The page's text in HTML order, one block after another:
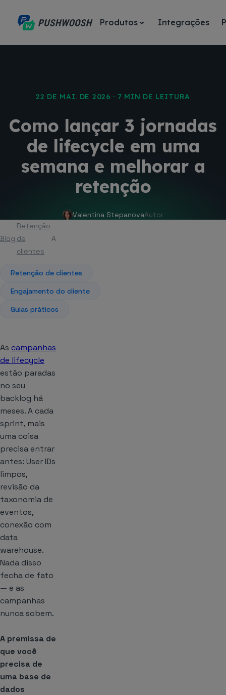
Produtos Integrações
22 DE MAI. DE 2026 · 7 MIN DE LEITURA
Como lançar 3 jornadas
de lifecycle em uma
semana e melhorar a
retenção
Valentina StepanovaAutor
Blog
Retenção
de
clientes
Retenção de clientes
Engajamento do cliente
Guias práticos
As campanhas
de lifecycle
estão paradas
no seu
backlog há
meses. A cada
sprint, mais
uma coisa
precisa entrar
antes: User IDs
limpos,
revisão da
taxonomia de
eventos,
conexão com
data
warehouse.
Nada disso
fecha de fato
— e as
campanhas
nunca sobem.
A premissa de
que você
precisa de
uma base de
dados